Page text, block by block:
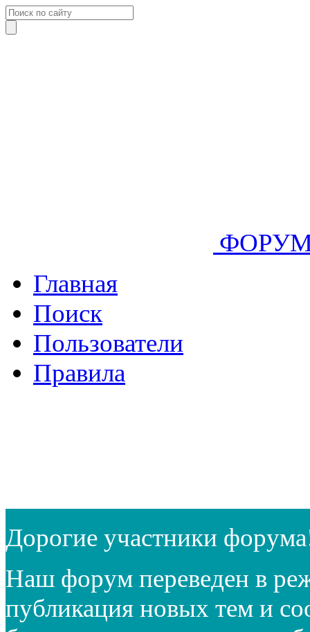
Главная
Поиск
Пользователи
Правила
Дорогие участники
Наш форум переведен в
публикация новых тем и